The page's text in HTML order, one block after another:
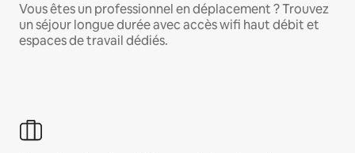
Vous êtes un professionnel en déplacement ? Trouvez
un séjour longue durée avec accès wifi haut débit et
espaces de travail dédiés.